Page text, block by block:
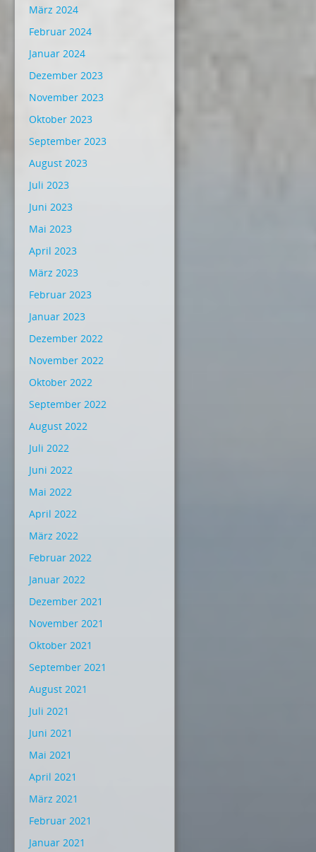
März 2024
Februar 2024
Januar 2024
Dezember 2023
November 2023
Oktober 2023
September 2023
August 2023
Juli 2023
Juni 2023
Mai 2023
April 2023
März 2023
Februar 2023
Januar 2023
Dezember 2022
November 2022
Oktober 2022
September 2022
August 2022
Juli 2022
Juni 2022
Mai 2022
April 2022
März 2022
Februar 2022
Januar 2022
Dezember 2021
November 2021
Oktober 2021
September 2021
August 2021
Juli 2021
Juni 2021
Mai 2021
April 2021
März 2021
Februar 2021
Januar 2021